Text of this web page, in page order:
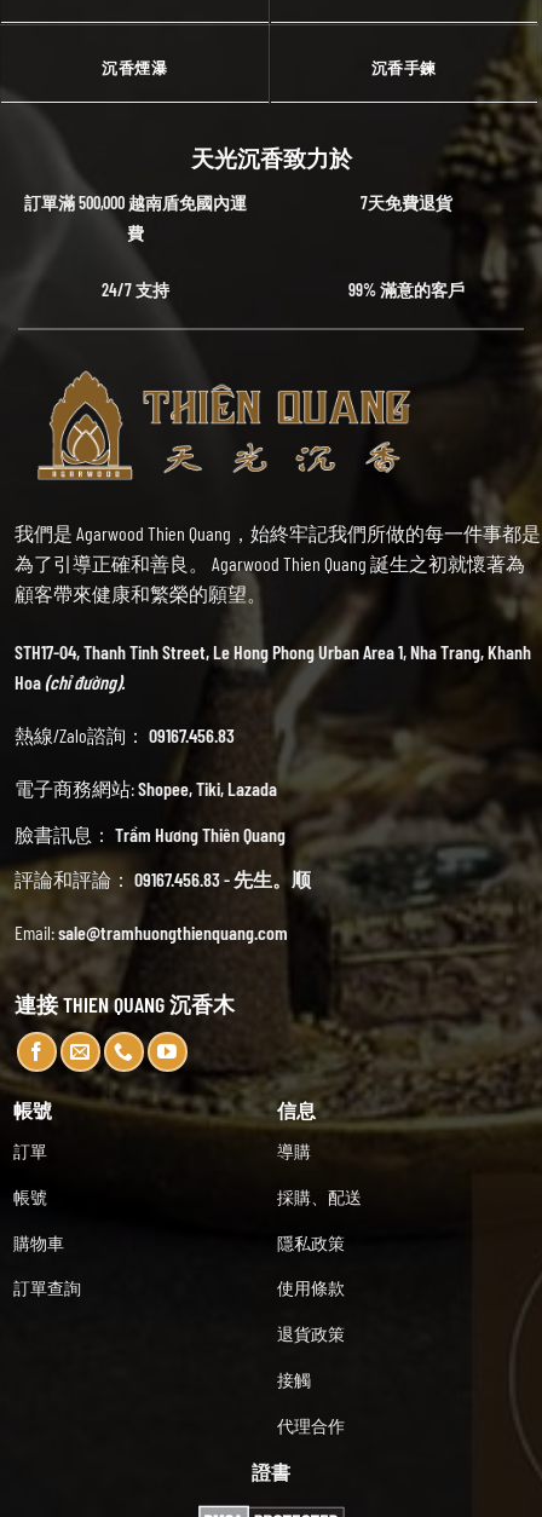
沉香煙瀑 沉香手鍊
天光沉香致力於
訂單滿 500,000 越南盾免國內運
費
7天免費退貨
24/7 支持 99% 滿意的客戶
我們是 Agarwood Thien Quang，始終牢記我們所做的每一件事都是
為了引導正確和善良。 Agarwood Thien Quang 誕生之初就懷著為
顧客帶來健康和繁榮的願望。
STH17-04, Thanh Tinh Street, Le Hong Phong Urban Area 1, Nha Trang, Khanh
Hoa(chỉ đường).
熱線/Zalo諮詢： 09167.456.83
電子商務網站:Shopee,Tiki,Lazada
臉書訊息： Trầm Hương Thiên Quang
評論和評論： 09167.456.83 - 先生。顺
Email:sale@tramhuongthienquang.com
連接 THIEN QUANG 沉香木
帳號
訂單
帳號
購物車
訂單查詢
信息
導購
採購、配送
隱私政策
使用條款
退貨政策
接觸
代理合作
證書